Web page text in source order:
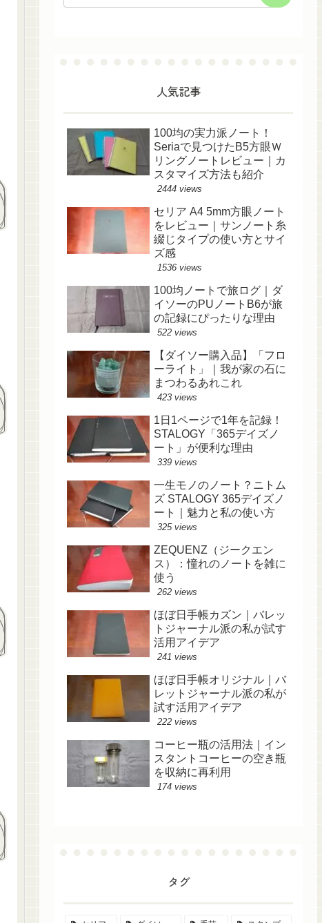
人気記事
100均の実力派ノート！
Seriaで見つけたB5方眼Ｗ
リングノートレビュー｜カ
スタマイズ方法も紹介
2444 views
セリア A4 5mm方眼ノート
をレビュー｜サンノート糸
綴じタイプの使い方とサイ
ズ感
1536 views
100均ノートで旅ログ｜ダ
イソーのPUノートB6が旅
の記録にぴったりな理由
522 views
【ダイソー購入品】「フロ
ーライト」｜我が家の石に
まつわるあれこれ
423 views
1日1ページで1年を記録！
STALOGY「365デイズノ
ート」が便利な理由
339 views
一生モノのノート？ニトム
ズ STALOGY 365デイズノ
ート｜魅力と私の使い方
325 views
ZEQUENZ（ジークエン
ス）：憧れのノートを雑に
使う
262 views
ほぼ日手帳カズン｜バレッ
トジャーナル派の私が試す
活用アイデア
241 views
ほぼ日手帳オリジナル｜バ
レットジャーナル派の私が
試す活用アイデア
222 views
コーヒー瓶の活用法｜イン
スタントコーヒーの空き瓶
を収納に再利用
174 views
タグ